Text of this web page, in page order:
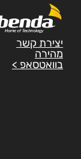
יצירת קשר
מהירה
בוואטסאפ >